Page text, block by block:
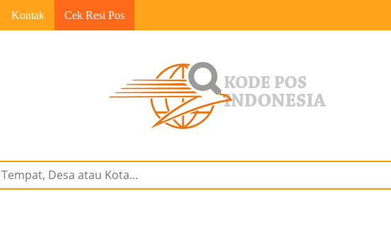
Kontak Cek Resi Pos